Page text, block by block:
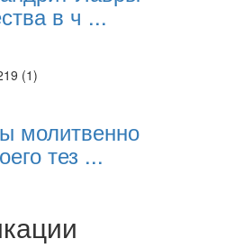
в ч ...
молитвенно
тез ...